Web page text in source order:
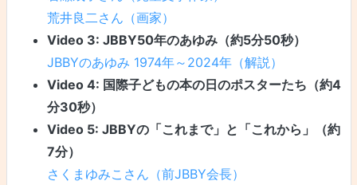
荒井良二さん（画家）
Video 3: JBBY50年のあゆみ（約5分50秒）
JBBYのあゆみ 1974年～2024年（解説）
Video 4: 国際子どもの本の日のポスターたち（約4
分30秒）
Video 5: JBBYの「これまで」と「これから」（約
7分）
さくまゆみこさん（前JBBY会長）